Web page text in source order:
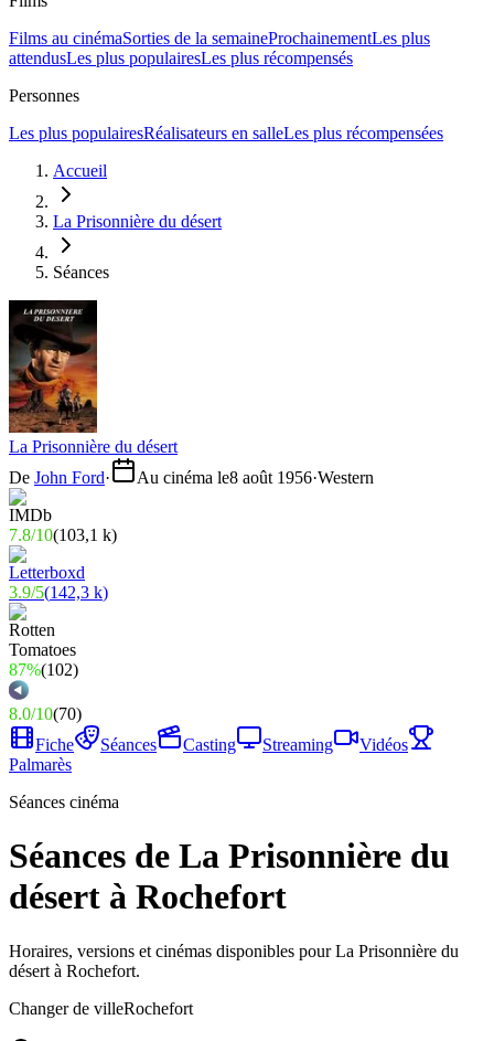
Films au cinémaSorties de la semaineProchainementLes plus
attendusLes plus populairesLes plus récompensés
Personnes
Les plus populairesRéalisateurs en salleLes plus récompensées
Accueil
La Prisonnière du désert
Séances
La Prisonnière du désert
De John Ford· Au cinéma le8 août 1956·Western
7.8/10(103,1 k)
3.9/5(142,3 k)
87%(102)
8.0/10(70)
Fiche
Séances Casting Streaming
Vidéos
Palmarès
Séances cinéma
Séances de La Prisonnière du
désert à Rochefort
Horaires, versions et cinémas disponibles pour La Prisonnière du
désert à Rochefort.
Changer de villeRochefort